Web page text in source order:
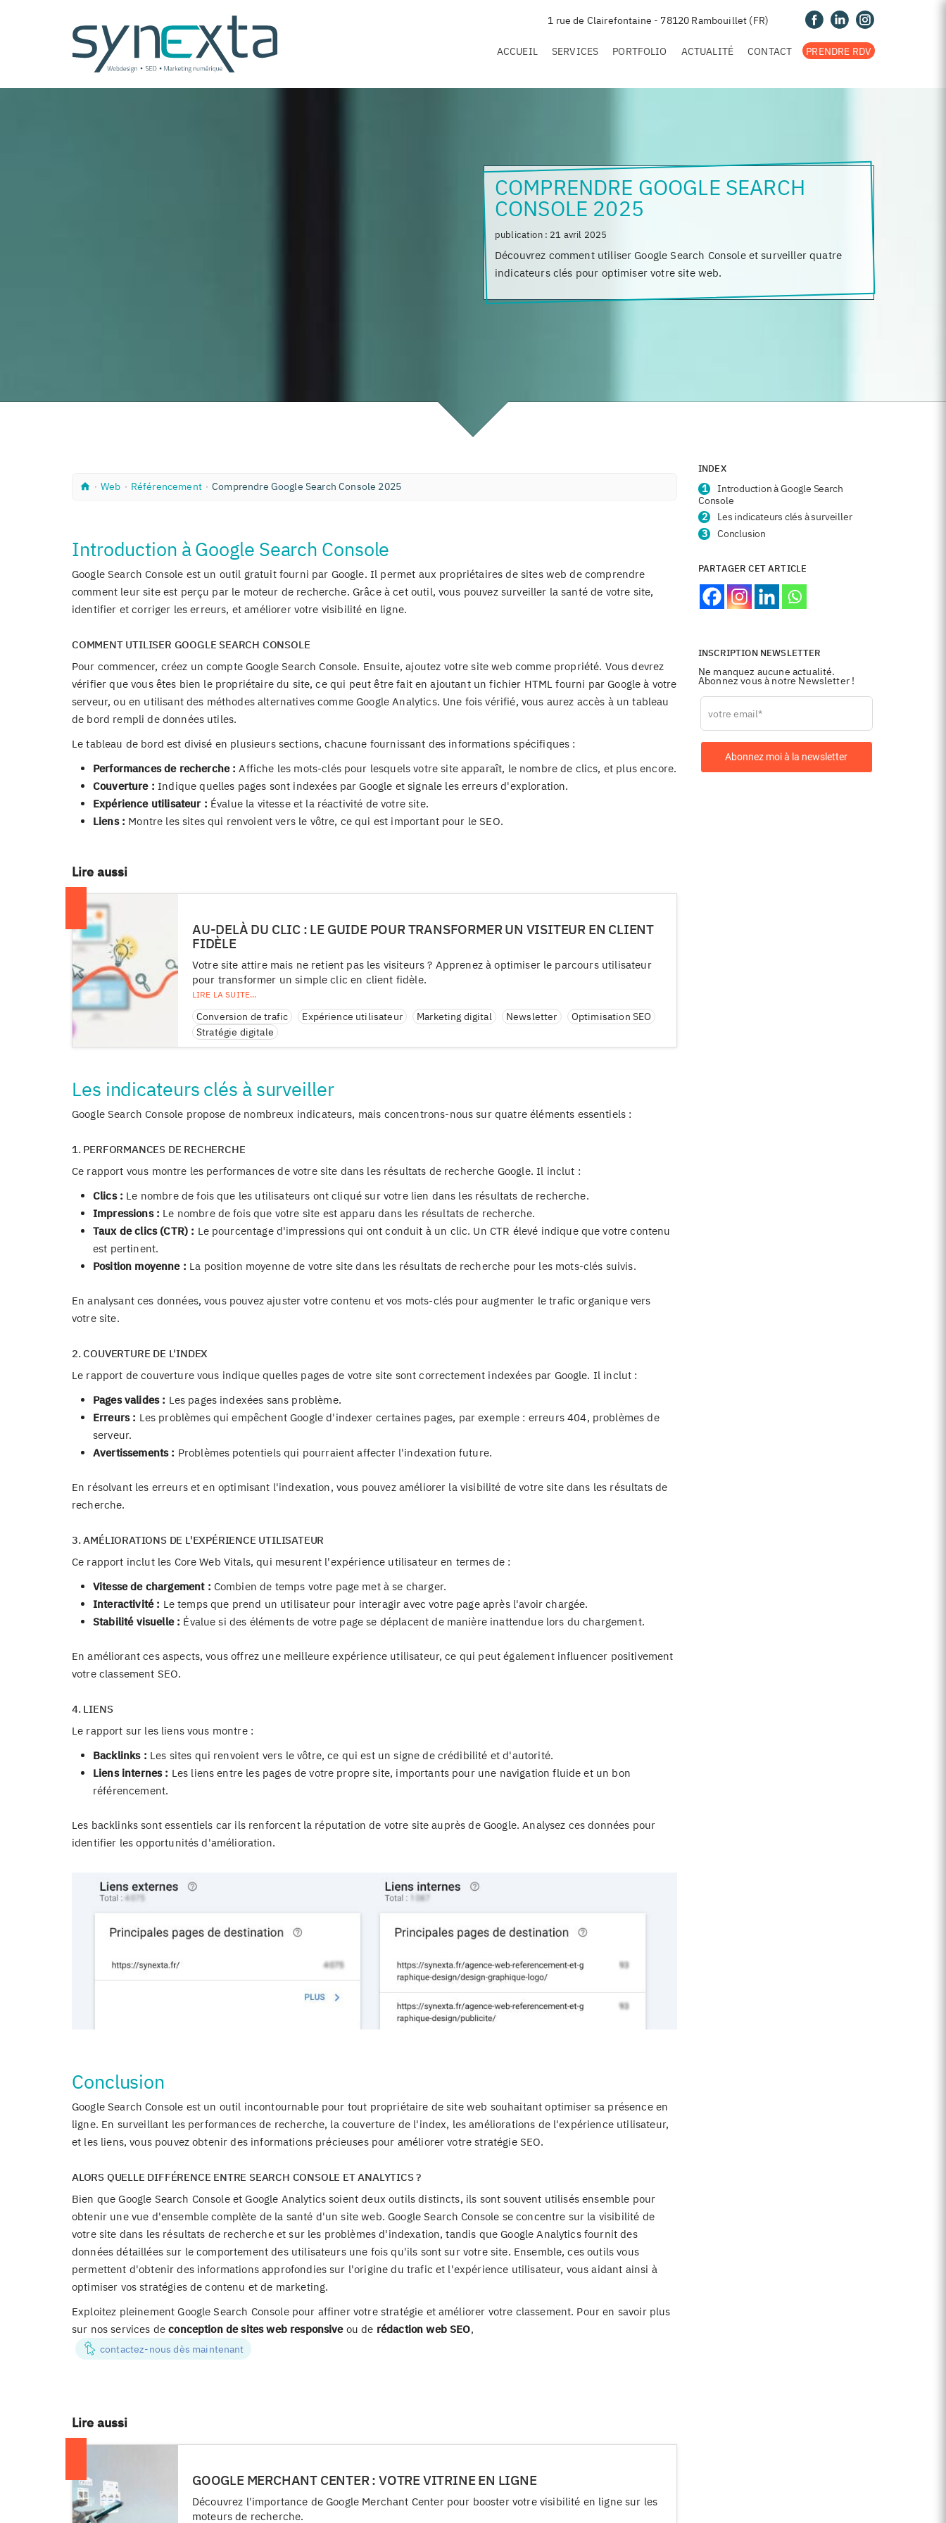
1 rue de Clairefontaine - 78120 Rambouillet (FR)
ACCUEIL SERVICES PORTFOLIO ACTUALITÉ CONTACT PRENDRE RDV
COMPRENDRE GOOGLE SEARCH
CONSOLE 2025
publication : 21 avril 2025
Découvrez comment utiliser Google Search Console et surveiller quatre
indicateurs clés pour optimiser votre site web.
A
l
∙ W
Web ∙ R
n
e
m
e
n
Référencement ∙ Comprendre Google Search Console 2025
Introduction à Google Search Console
Google Search Console est un outil gratuit fourni par Google. Il permet aux propriétaires de sites web de comprendre
comment leur site est perçu par le moteur de recherche. Grâce à cet outil, vous pouvez surveiller la santé de votre site,
identifier et corriger les erreurs, et améliorer votre visibilité en ligne.
COMMENT UTILISER GOOGLE SEARCH CONSOLE
Pour commencer, créez un compte Google Search Console. Ensuite, ajoutez votre site web comme propriété. Vous devrez
vérifier que vous êtes bien le propriétaire du site, ce qui peut être fait en ajoutant un fichier HTML fourni par Google à votre
serveur, ou en utilisant des méthodes alternatives comme Google Analytics. Une fois vérifié, vous aurez accès à un tableau
de bord rempli de données utiles.
Le tableau de bord est divisé en plusieurs sections, chacune fournissant des informations spécifiques :
Performances de recherche : Affiche les mots-clés pour lesquels votre site apparaît, le nombre de clics, et plus encore.
Couverture : Indique quelles pages sont indexées par Google et signale les erreurs d'exploration.
Expérience utilisateur : Évalue la vitesse et la réactivité de votre site.
Liens : Montre les sites qui renvoient vers le vôtre, ce qui est important pour le SEO.
Lire aussi
AU-DELÀ DU CLIC : LE GUIDE POUR TRANSFORMER UN VISITEUR EN CLIENT
FIDÈLE
Votre site attire mais ne retient pas les visiteurs ? Apprenez à optimiser le parcours utilisateur
pour transformer un simple clic en client fidèle.
Conversion de trafic Expérience utilisateur Marketing digital Newsletter
Optimisation SEO
Stratégie digitale
Les indicateurs clés à surveiller
Google Search Console propose de nombreux indicateurs, mais concentrons-nous sur quatre éléments essentiels :
1. PERFORMANCES DE RECHERCHE
Ce rapport vous montre les performances de votre site dans les résultats de recherche Google. Il inclut :
Clics : Le nombre de fois que les utilisateurs ont cliqué sur votre lien dans les résultats de recherche.
Impressions : Le nombre de fois que votre site est apparu dans les résultats de recherche.
Taux de clics (CTR) : Le pourcentage d'impressions qui ont conduit à un clic. Un CTR élevé indique que votre contenu
est pertinent.
Position moyenne : La position moyenne de votre site dans les résultats de recherche pour les mots-clés suivis.
En analysant ces données, vous pouvez ajuster votre contenu et vos mots-clés pour augmenter le trafic organique vers
votre site.
2. COUVERTURE DE L'INDEX
Le rapport de couverture vous indique quelles pages de votre site sont correctement indexées par Google. Il inclut :
Pages valides : Les pages indexées sans problème.
Erreurs : Les problèmes qui empêchent Google d'indexer certaines pages, par exemple : erreurs 404, problèmes de
serveur.
Avertissements : Problèmes potentiels qui pourraient affecter l'indexation future.
En résolvant les erreurs et en optimisant l'indexation, vous pouvez améliorer la visibilité de votre site dans les résultats de
recherche.
3. AMÉLIORATIONS DE L'EXPÉRIENCE UTILISATEUR
Ce rapport inclut les Core Web Vitals, qui mesurent l'expérience utilisateur en termes de :
Vitesse de chargement : Combien de temps votre page met à se charger.
Interactivité : Le temps que prend un utilisateur pour interagir avec votre page après l'avoir chargée.
Stabilité visuelle : Évalue si des éléments de votre page se déplacent de manière inattendue lors du chargement.
En améliorant ces aspects, vous offrez une meilleure expérience utilisateur, ce qui peut également influencer positivement
votre classement SEO.
4. LIENS
Le rapport sur les liens vous montre :
Backlinks : Les sites qui renvoient vers le vôtre, ce qui est un signe de crédibilité et d'autorité.
Liens internes : Les liens entre les pages de votre propre site, importants pour une navigation fluide et un bon
référencement.
Les backlinks sont essentiels car ils renforcent la réputation de votre site auprès de Google. Analysez ces données pour
identifier les opportunités d'amélioration.
Conclusion
Google Search Console est un outil incontournable pour tout propriétaire de site web souhaitant optimiser sa présence en
ligne. En surveillant les performances de recherche, la couverture de l'index, les améliorations de l'expérience utilisateur,
et les liens, vous pouvez obtenir des informations précieuses pour améliorer votre stratégie SEO.
ALORS QUELLE DIFFÉRENCE ENTRE SEARCH CONSOLE ET ANALYTICS ?
Bien que Google Search Console et Google Analytics soient deux outils distincts, ils sont souvent utilisés ensemble pour
obtenir une vue d'ensemble complète de la santé d'un site web. Google Search Console se concentre sur la visibilité de
votre site dans les résultats de recherche et sur les problèmes d'indexation, tandis que Google Analytics fournit des
données détaillées sur le comportement des utilisateurs une fois qu'ils sont sur votre site. Ensemble, ces outils vous
permettent d'obtenir des informations approfondies sur l'origine du trafic et l'expérience utilisateur, vous aidant ainsi à
optimiser vos stratégies de contenu et de marketing.
Exploitez pleinement Google Search Console pour affiner votre stratégie et améliorer votre classement. Pour en savoir plus
sur nos services deconception de sites web responsiveou de rédaction web SEO,
contactez-nous dès maintenant
Lire aussi
GOOGLE MERCHANT CENTER : VOTRE VITRINE EN LIGNE
Découvrez l'importance de Google Merchant Center pour booster votre visibilité en ligne sur les
moteurs de recherche.
INDEX
Introduction à Google Search
Console
Les indicateurs clés à surveiller
Conclusion
PARTAGER CET ARTICLE
INSCRIPTION NEWSLETTER
Ne manquez aucune actualité.
Abonnez vous à notre Newsletter !
Leave
this
Abonnez moi à la newsletter